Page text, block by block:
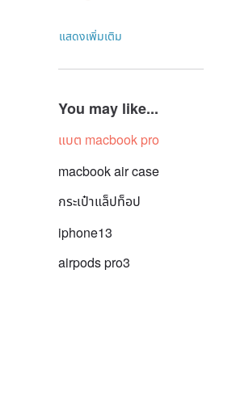
แสดงเพิ่มเติม
You may like...
แบต macbook pro
macbook air case
กระเป๋าแล็ปท็อป
iphone13
airpods pro3